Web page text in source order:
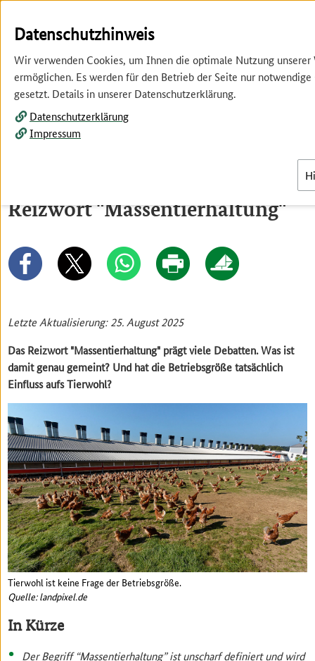
Springe
Hauptnavigation
Springe
Inhalt
Reizwort "Massentierhaltung"
Letzte Aktualisierung: 25. August 2025
Das Reizwort "Massentierhaltung" prägt viele Debatten. Was ist
damit genau gemeint? Und hat die Betriebsgröße tatsächlich
Einfluss aufs Tierwohl?
Tierwohl ist keine Frage der Betriebsgröße.
Quelle: landpixel.de
In Kürze
Der Begriff “Massentierhaltung” ist unscharf definiert und wird
Datenschutzhinweis
Wir verwenden Cookies, um Ihnen die optimale Nutzung unserer
ermöglichen. Es werden für den Betrieb der Seite nur notwendige
gesetzt. Details in unserer Datenschutzerklärung.
Datenschutzerklärung
Impressum